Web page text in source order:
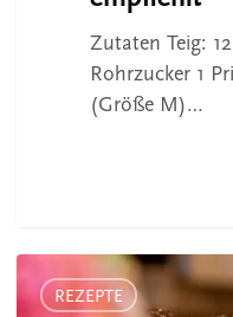
Zutaten Teig:
Rohrzucker 1
(Größe M)…
Donauwellen-
REZEPTE